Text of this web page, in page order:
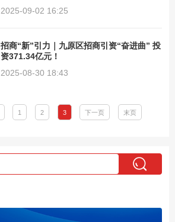
2025-09-02 16:25
招商“新”引力｜九原区招商引资“奋进曲” 投
资371.34亿元！
2025-08-30 18:43
1 2 3 下一页 末页